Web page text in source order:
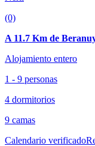
(0)
A 11.7 Km de
Alojamiento entero
1 - 9 personas
4 dormitorios
9 camas
Calendario verificado